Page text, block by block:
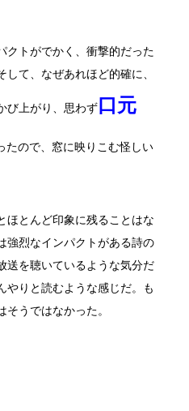
クトがでかく、衝撃的だった
て、なぜあれほど的確に、
び上がり、思わず 口元
たので、窓に映りこむ怪しい
ほとんど印象に残ることはな
強烈なインパクトがある詩の
送を聴いているような気分だ
やりと読むような感じだ。も
うではなかった。